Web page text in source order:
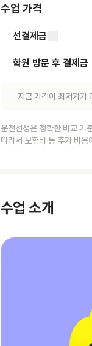
수업 가격
선결제금
학원 방문 후 결제금
지금 가격이 최저가가
운전선생은 정확한 비교 기
따라서 보험비 등 추가 비용
수업 소개